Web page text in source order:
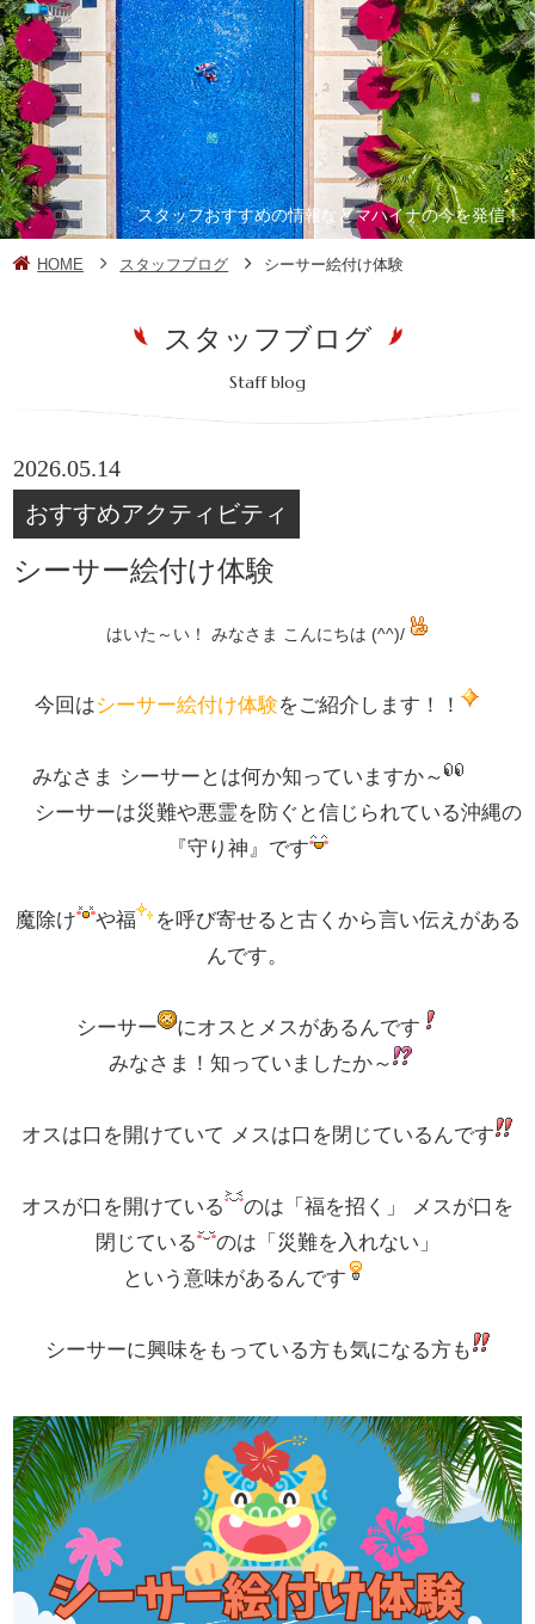
スタッフおすすめの情報などマハイナの今を発信！
HOME スタッフブログ シーサー絵付け体験
スタッフブログ
Staff blog
2026.05.14
おすすめアクティビティ
シーサー絵付け体験
はいた～い！ みなさま こんにちは (^^)/
今回はシーサー絵付け体験をご紹介します！！
みなさま シーサーとは何か知っていますか～
シーサーは災難や悪霊を防ぐと信じられている沖縄の
『守り神』です
魔除け や福
を呼び寄せると古くから言い伝えがある
んです。
シーサー
にオスとメスがあるんです
みなさま！知っていましたか～
オスは口を開けていて メスは口を閉じているんです
オスが口を開けている
のは「福を招く」 メスが口を
閉じている
のは「災難を入れない」
という意味があるんです
シーサーに興味をもっている方も気になる方も